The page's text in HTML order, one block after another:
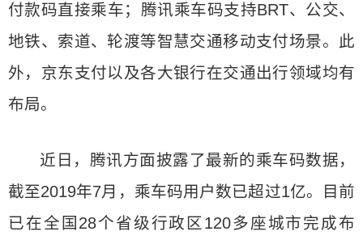
付款码直接乘车；腾讯乘车码支持BRT、公交、
地铁、索道、轮渡等智慧交通移动支付场景。此
外，京东支付以及各大银行在交通出行领域均有
布局。
近日，腾讯方面披露了最新的乘车码数据，
截至2019年7月，乘车码用户数已超过1亿。目前
已在全国28个省级行政区120多座城市完成布